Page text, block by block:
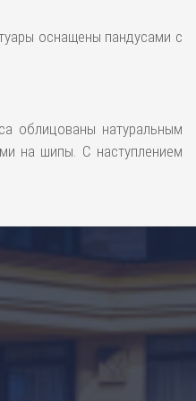
оснащены пандусами с
облицованы натуральным
на шипы. С наступлением